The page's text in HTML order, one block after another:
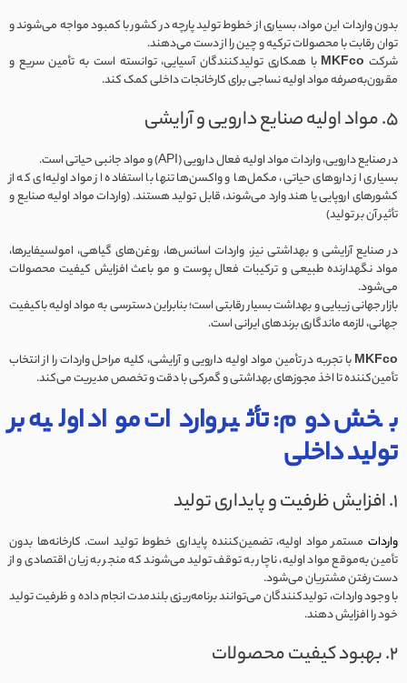
بدون واردات این مواد، بسیاری از خطوط تولید پارچه در کشور با کمبود مواجه می‌شوند و
توان رقابت با محصولات ترکیه و چین را از دست می‌دهند.
شرکت MKFco با همکاری تولیدکنندگان آسیایی، توانسته است به تأمین سریع و
مقرون‌به‌صرفه مواد اولیه نساجی برای کارخانجات داخلی کمک کند.
۵. مواد اولیه صنایع دارویی و آرایشی
در صنایع دارویی، واردات مواد اولیه فعال دارویی (API) و مواد جانبی حیاتی است.
بسیاری از داروهای حیاتی، مکمل‌ها و واکسن‌ها تنها با استفاده از مواد اولیه‌ای که از
کشورهای اروپایی یا هند وارد می‌شوند، قابل تولید هستند. (واردات مواد اولیه صنایع و
تأثیر آن بر تولید)
در صنایع آرایشی و بهداشتی نیز، واردات اسانس‌ها، روغن‌های گیاهی، امولسیفایرها،
مواد نگهدارنده طبیعی و ترکیبات فعال پوست و مو باعث افزایش کیفیت محصولات
می‌شود.
بازار جهانی زیبایی و بهداشت بسیار رقابتی است؛ بنابراین دسترسی به مواد اولیه باکیفیت
جهانی، لازمه ماندگاری برندهای ایرانی است.
MKFcoبا تجربه در تأمین مواد اولیه دارویی و آرایشی، کلیه مراحل واردات را از انتخاب
تأمین‌کننده تا اخذ مجوزهای بهداشتی و گمرکی با دقت و تخصص مدیریت می‌کند.
بخش دوم: تأثیر واردات مواد اولیه بر
تولید داخلی
۱. افزایش ظرفیت و پایداری تولید
واردات مستمر مواد اولیه، تضمین‌کننده پایداری خطوط تولید است. کارخانه‌ها بدون
تأمین به‌موقع مواد اولیه، ناچار به توقف تولید می‌شوند که منجر به زیان اقتصادی و از
دست رفتن مشتریان می‌شود.
با وجود واردات، تولیدکنندگان می‌توانند برنامه‌ریزی بلندمدت انجام داده و ظرفیت تولید
خود را افزایش دهند.
۲. بهبود کیفیت محصولات